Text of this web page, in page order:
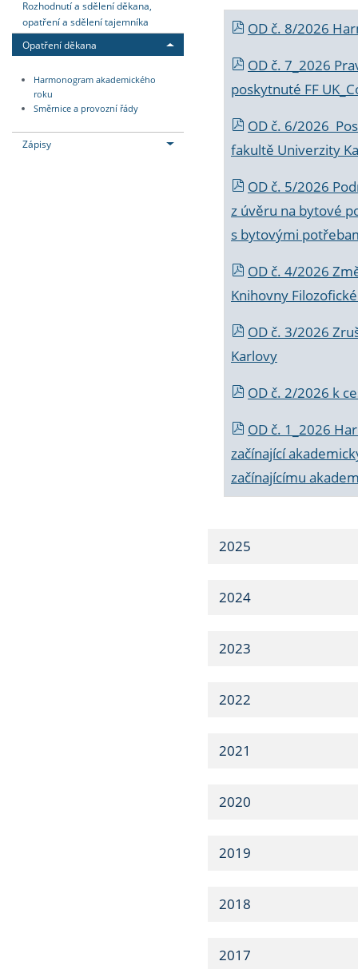
Rozhodnutí a sdělení děkana,
opatření a sdělení tajemníka
Opatření děkana
Harmonogram akademického
roku
Směrnice a provozní řády
Zápisy
OD č. 8/2026
OD č. 7_2026
poskytnuté FF
OD č. 6/2026
fakultě Univerzity
OD č. 5/2026
z úvěru na bytové
s bytovými
OD č. 4/2026
Knihovny
OD č. 3/2026
Karlovy
OD č. 2/2026 k
OD č. 1_2026
začínající
začínajícímu
2025
2024
2023
2022
2021
2020
2019
2018
2017